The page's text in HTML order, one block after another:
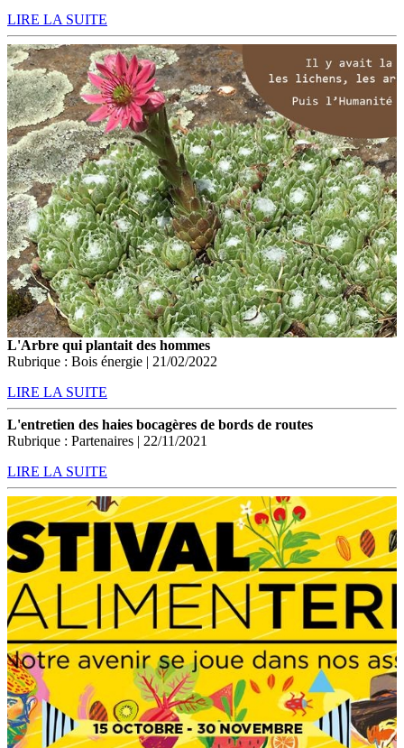
LIRE LA SUITE
L'Arbre qui plantait des hommes
Rubrique : Bois énergie | 21/02/2022
LIRE LA SUITE
L'entretien des haies bocagères de bords de routes
Rubrique : Partenaires | 22/11/2021
LIRE LA SUITE